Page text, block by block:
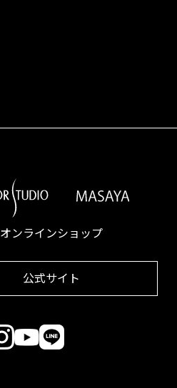
オンラインショップ
公式サイト